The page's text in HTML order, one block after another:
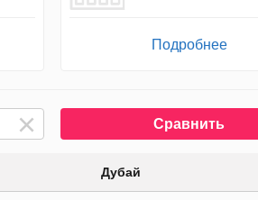
Подробнее
Сравнить
Дубай